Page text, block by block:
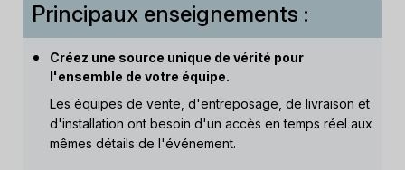
Principaux enseignements :
Créez une source unique de vérité pour
l'ensemble de votre équipe.
Les équipes de vente, d'entreposage, de livraison et
d'installation ont besoin d'un accès en temps réel aux
mêmes détails de l'événement.